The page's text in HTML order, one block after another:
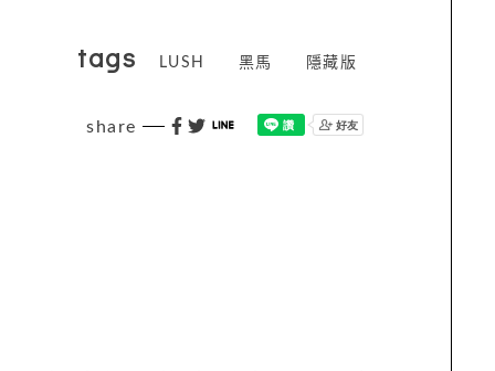
tags LUSH 黑馬 隱藏版
share